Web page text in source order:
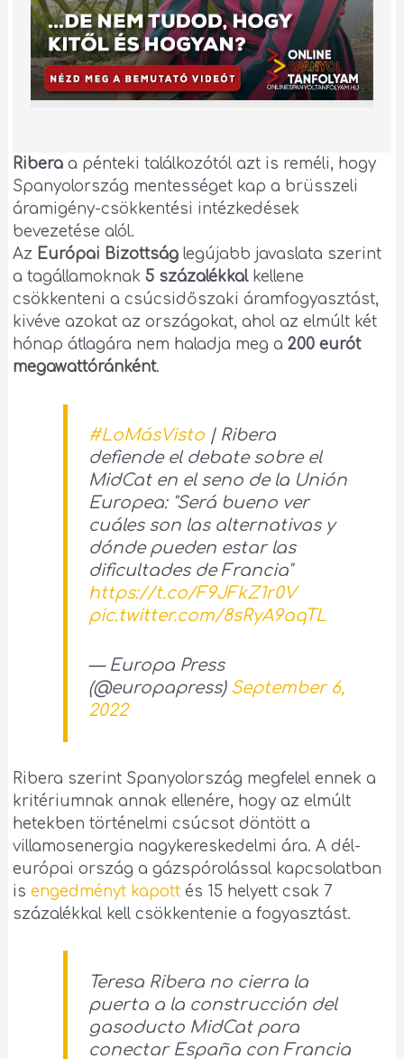
Ribera a pénteki találkozótól azt is reméli, hogy
Spanyolország mentességet kap a brüsszeli
áramigény-csökkentési intézkedések
bevezetése alól.
Az Európai Bizottság legújabb javaslata szerint
a tagállamoknak5 százalékkalkellene
csökkenteni a csúcsidőszaki áramfogyasztást,
kivéve azokat az országokat, ahol az elmúlt két
hónap átlagára nem haladja meg a200 eurót
megawattóránként.
#LoMásVisto| Ribera
defiende el debate sobre el
MidCat en el seno de la Unión
Europea: "Será bueno ver
cuáles son las alternativas y
dónde pueden estar las
dificultades de Francia"
https://t.co/F9JFkZ1r0V
pic.twitter.com/8sRyA9aqTL
— Europa Press
(@europapress) September 6,
2022
Ribera szerint Spanyolország megfelel ennek a
kritériumnak annak ellenére, hogy az elmúlt
hetekben történelmi csúcsot döntött a
villamosenergia nagykereskedelmi ára. A dél-
európai ország a gázspórolással kapcsolatban
isengedményt kapott és 15 helyett csak 7
százalékkal kell csökkentenie a fogyasztást.
Teresa Ribera no cierra la
puerta a la construcción del
gasoducto MidCat para
conectar España con Francia